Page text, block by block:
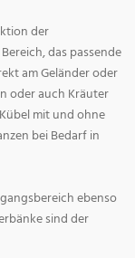
der
das passende
am Geländer oder
oder auch Kräuter
mit und ohne
bei Bedarf in
ebenso
sind der